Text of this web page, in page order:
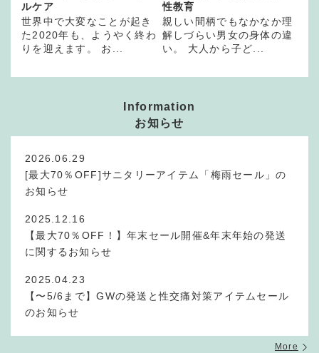
ルケア
世界中で大変なことが起き
た2020年も、ようやく終わ
りを迎えます。 お...
性教育
親しい間柄でもなかなか理
解しづらい男女の身体の違
い。 大人から子ど...
Information
お知らせ
2026.06.29
[最大70％OFF]サニタリーアイテム「梅雨セール」の
お知らせ
2025.12.16
【最大70％OFF！】年末セール開催&年末年始の発送
に関するお知らせ
2025.04.23
【〜5/6まで】GWの発送と性交痛対策アイテムセール
のお知らせ
More